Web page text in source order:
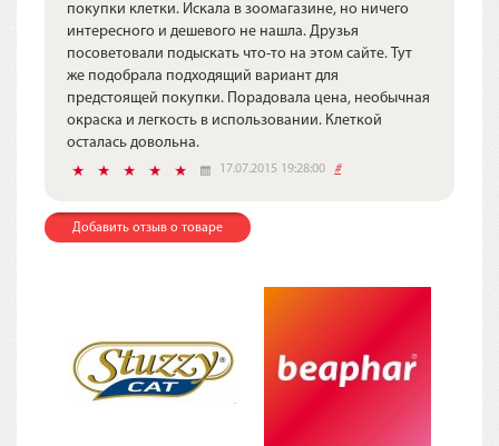
покупки клетки. Искала в зоомагазине, но ничего
интересного и дешевого не нашла. Друзья
посоветовали подыскать что-то на этом сайте. Тут
же подобрала подходящий вариант для
предстоящей покупки. Порадовала цена, необычная
окраска и легкость в использовании. Клеткой
осталась довольна.
17.07.2015 19:28:00 #
Добавить отзыв о товаре